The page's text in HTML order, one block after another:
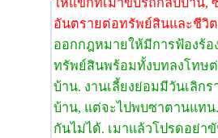
ให้แขกที่เมาขับรถกลับบ้าน,
อันตรายต่อทรัพย์สินและชีวิ
ออกกฎหมายให้มีการฟ้องร้
ทรัพย์สินพร้อมทั้งบทลงโทษ
บ้าน. งานเลี้ยงย่อมมีวันเลิก
บ้าน, แต่จะไปพบซาตานแท
กันไม่ได้. เมาแล้วโปรดอย่า